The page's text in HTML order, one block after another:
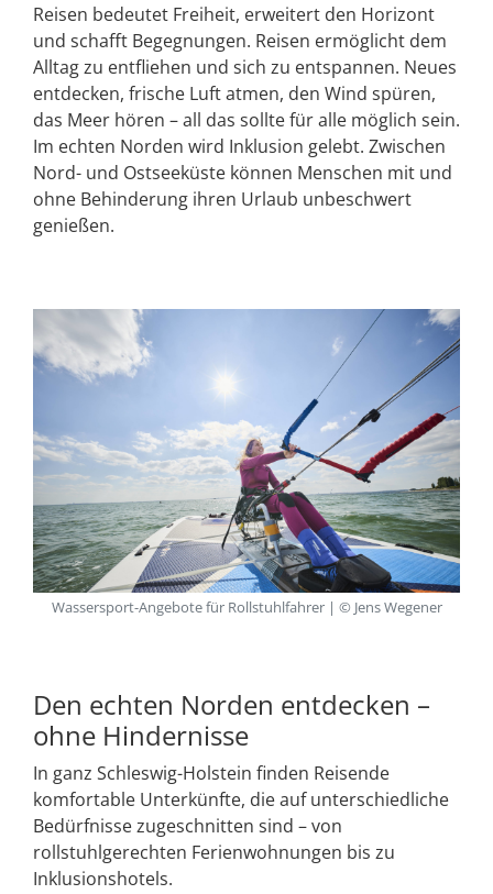
Reisen bedeutet Freiheit, erweitert den Horizont
und schafft Begegnungen. Reisen ermöglicht dem
Alltag zu entfliehen und sich zu entspannen. Neues
entdecken, frische Luft atmen, den Wind spüren,
das Meer hören – all das sollte für alle möglich sein.
Im echten Norden wird Inklusion gelebt. Zwischen
Nord- und Ostseeküste können Menschen mit und
ohne Behinderung ihren Urlaub unbeschwert
genießen.
Wassersport-Angebote für Rollstuhlfahrer | © Jens Wegener
Den echten Norden entdecken –
ohne Hindernisse
In ganz Schleswig-Holstein finden Reisende
komfortable Unterkünfte, die auf unterschiedliche
Bedürfnisse zugeschnitten sind – von
rollstuhlgerechten Ferienwohnungen bis zu
Inklusionshotels.